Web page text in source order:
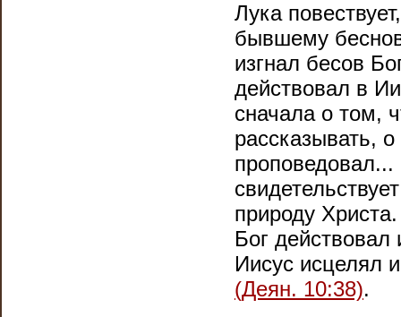
Лука
бывшему
изгнал бесов
действовал в
сначала о том,
рассказывать,
проповедовал...
природу
Бог
Иисус исцелял
(Деян. 10:38).